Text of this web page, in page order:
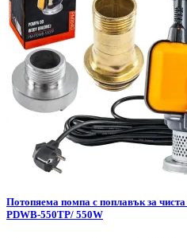
Потопяема помпа с поплавък за
PDWB-550TP/ 550W